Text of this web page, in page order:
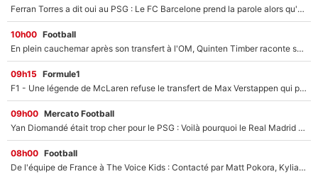
Ferran Torres a dit oui au PSG : Le FC Barcelone prend la parole alors qu'un transfert de l'attaquant espagnol prend forme
10h00 Football
En plein cauchemar après son transfert à l'OM, Quinten Timber raconte ses doutes après sa signature à Marseille
09h15 Formule1
F1 - Une légende de McLaren refuse le transfert de Max Verstappen qui pourrait «faire des vagues» et plomber l'ambiance dans l'équipe
09h00 Mercato Football
Yan Diomandé était trop cher pour le PSG : Voilà pourquoi le Real Madrid a accepté de payer la somme record de 140M€ pour boucler son transfert !
08h00 Football
De l'équipe de France à The Voice Kids : Contacté par Matt Pokora, Kylian Mbappé a accepté de jouer un rôle inédit sur TF1 !